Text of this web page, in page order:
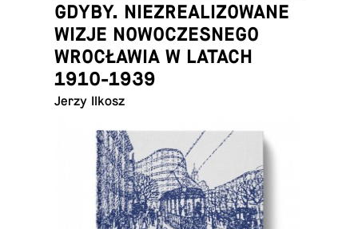
GDYBY. NIEZREALIZOWANE
WIZJE NOWOCZESNEGO
WROCŁAWIA W LATACH
1910-1939
Jerzy Ilkosz